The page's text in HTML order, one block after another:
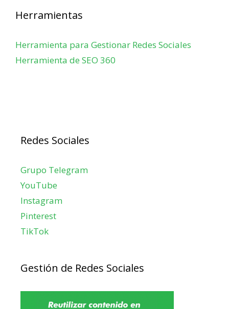
Herramientas
Herramienta para Gestionar Redes Sociales
Herramienta de SEO 360
Redes Sociales
Grupo Telegram
YouTube
Instagram
Pinterest
TikTok
Gestión de Redes Sociales